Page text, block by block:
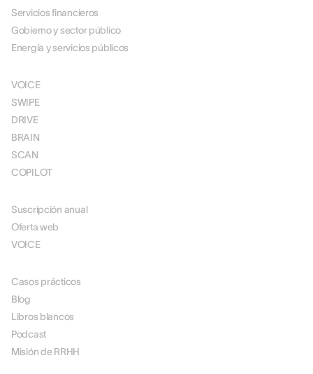
Servicios financieros
Gobierno y sector público
Energía y servicios públicos
VOICE
SWIPE
DRIVE
BRAIN
SCAN
COPILOT
Suscripción anual
Oferta web
VOICE
Casos prácticos
Blog
Libros blancos
Podcast
Misión de RRHH